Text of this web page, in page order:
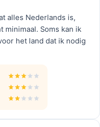
alles Nederlands is,
minimaal. Soms kan ik
het land dat ik nodig